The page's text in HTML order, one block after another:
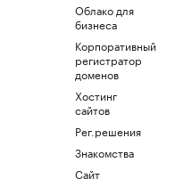
Облако для
бизнеса
Корпоративный
регистратор
доменов
Хостинг
сайтов
Рег.решения
Знакомства
Сайт